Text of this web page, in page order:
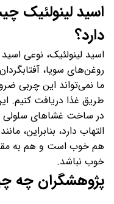
اسید لینولئیک
دارد؟
روغن‌های سویا،
ما نمی‌تواند این چربی
طریق غذا دریافت کنیم.
در ساخت غشاهای
التهاب دارد، بنابراین،
هم خوب است و هم به
خوب نباشد.
پژوهشگران چه